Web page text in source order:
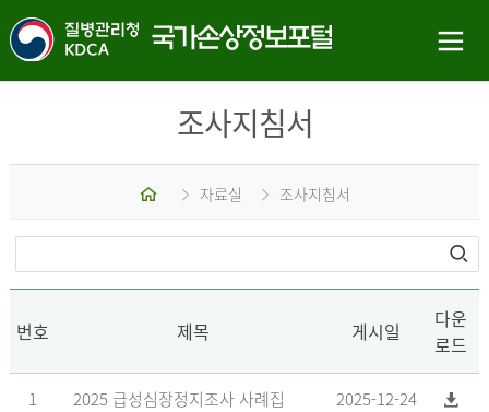
조사지침서
홈 자료실 조사지침서
번호 제목 게시일
다운
로드
1 2025 급성심장정지조사 사례집 2025-12-24